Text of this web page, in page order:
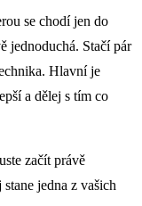
se chodí jen do
jednoduchá. Stačí pár
Hlavní je
a dělej s tím co
začít právě
jedna z vašich